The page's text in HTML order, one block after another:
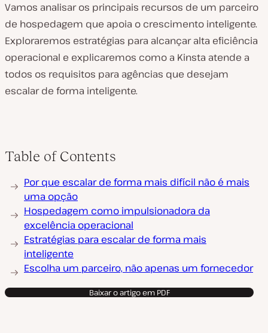
Vamos analisar os principais recursos de um parceiro
de hospedagem que apoia o crescimento inteligente.
Exploraremos estratégias para alcançar alta eficiência
operacional e explicaremos como a Kinsta atende a
todos os requisitos para agências que desejam
escalar de forma inteligente.
Table of Contents
Por que escalar de forma mais difícil não é mais
uma opção
Hospedagem como impulsionadora da
excelência operacional
Estratégias para escalar de forma mais
inteligente
Escolha um parceiro, não apenas um fornecedor
Baixar o artigo em PDF